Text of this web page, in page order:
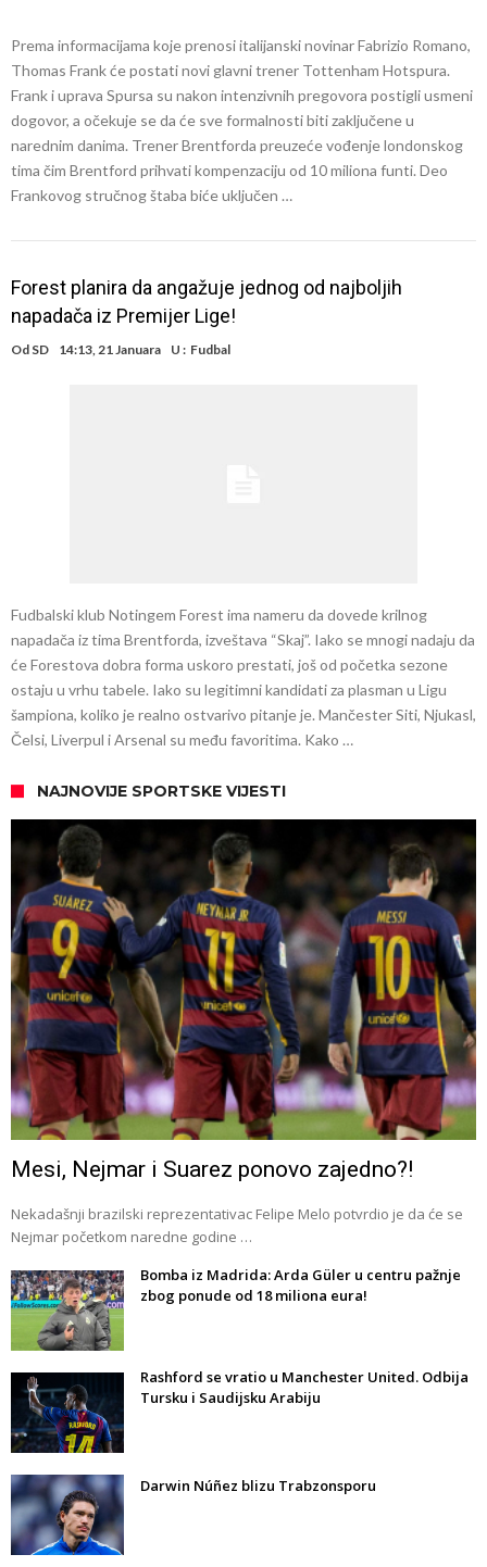
Prema informacijama koje prenosi italijanski novinar Fabrizio Romano,
Thomas Frank će postati novi glavni trener Tottenham Hotspura.
Frank i uprava Spursa su nakon intenzivnih pregovora postigli usmeni
dogovor, a očekuje se da će sve formalnosti biti zaključene u
narednim danima. Trener Brentforda preuzeće vođenje londonskog
tima čim Brentford prihvati kompenzaciju od 10 miliona funti. Deo
Frankovog stručnog štaba biće uključen …
Forest planira da angažuje jednog od najboljih
napadača iz Premijer Lige!
Od SD 14:13, 21 Januara U : Fudbal
Fudbalski klub Notingem Forest ima nameru da dovede krilnog
napadača iz tima Brentforda, izveštava “Skaj”. Iako se mnogi nadaju da
će Forestova dobra forma uskoro prestati, još od početka sezone
ostaju u vrhu tabele. Iako su legitimni kandidati za plasman u Ligu
šampiona, koliko je realno ostvarivo pitanje je. Mančester Siti, Njukasl,
Čelsi, Liverpul i Arsenal su među favoritima. Kako …
NAJNOVIJE SPORTSKE VIJESTI
Mesi, Nejmar i Suarez ponovo zajedno?!
Nekadašnji brazilski reprezentativac Felipe Melo potvrdio je da će se
Nejmar početkom naredne godine …
Bomba iz Madrida: Arda Güler u centru pažnje
zbog ponude od 18 miliona eura!
Rashford se vratio u Manchester United. Odbija
Tursku i Saudijsku Arabiju
Darwin Núñez blizu Trabzonsporu